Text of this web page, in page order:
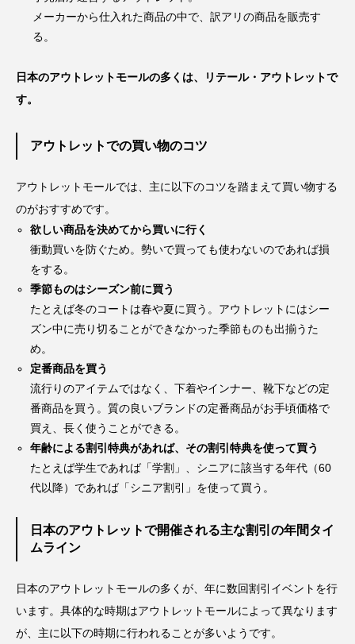
メーカーから仕入れた商品の中で、訳アリの商品を販売す
る。
日本のアウトレットモールの多くは、リテール・アウトレットで
す。
アウトレットでの買い物のコツ
アウトレットモールでは、主に以下のコツを踏まえて買い物する
のがおすすめです。
欲しい商品を決めてから買いに行く
衝動買いを防ぐため。勢いで買っても使わないのであれば損
をする。
季節ものはシーズン前に買う
たとえば冬のコートは春や夏に買う。アウトレットにはシー
ズン中に売り切ることができなかった季節ものも出揃うた
め。
定番商品を買う
流行りのアイテムではなく、下着やインナー、靴下などの定
番商品を買う。質の良いブランドの定番商品がお手頃価格で
買え、長く使うことができる。
年齢による割引特典があれば、その割引特典を使って買う
たとえば学生であれば「学割」、シニアに該当する年代（60
代以降）であれば「シニア割引」を使って買う。
日本のアウトレットで開催される主な割引の年間タイ
ムライン
日本のアウトレットモールの多くが、年に数回割引イベントを行
います。具体的な時期はアウトレットモールによって異なります
が、主に以下の時期に行われることが多いようです。